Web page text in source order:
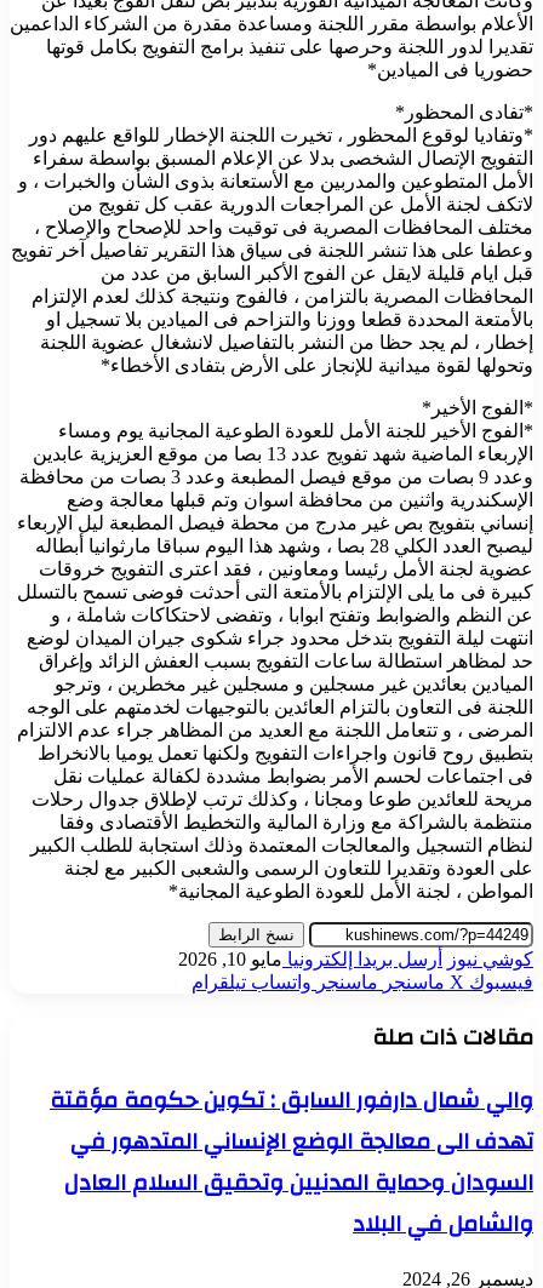
الأعلام بواسطة مقرر اللجنة ومساعدة مقدرة من الشركاء الداعمين
تقديرا لدور اللجنة وحرصها على تنفيذ برامج التفويج بكامل قوتها
حضوريا فى الميادين*
*تفادى المحظور*
*وتفاديا لوقوع المحظور ، تخيرت اللجنة الإخطار للواقع عليهم دور
التفويج الإتصال الشخصى بدلا عن الإعلام المسبق بواسطة سفراء
الأمل المتطوعين والمدربين مع الأستعانة بذوى الشأن والخبرات ، و
لاتكف لجنة الأمل عن المراجعات الدورية عقب كل تفويج من
مختلف المحافظات المصرية فى توقيت واحد للإصحاح والإصلاح ،
وعطفا على هذا تنشر اللجنة فى سياق هذا التقرير تفاصيل آخر تفويج
قبل ايام قليلة لايقل عن الفوج الأكبر السابق من عدد من
المحافظات المصرية بالتزامن ، فالفوج ونتيجة كذلك لعدم الإلتزام
بالأمتعة المحددة قطعا ووزنا والتزاحم فى الميادين بلا تسجيل او
إخطار ، لم يجد حظا من النشر بالتفاصيل لانشغال عضوية اللجنة
وتحولها لقوة ميدانية للإنجاز على الأرض بتفادى الأخطاء*
*الفوج الأخير*
*الفوج الأخير للجنة الأمل للعودة الطوعية المجانية يوم ومساء
الإربعاء الماضية شهد تفويج عدد 13 بصا من موقع العزيزية عابدين
وعدد 9 بصات من موقع فيصل المطبعة وعدد 3 بصات من محافظة
الإسكندرية واثنين من محافظة اسوان وتم قبلها معالجة وضع
إنساني بتفويج بص غير مدرج من محطة فيصل المطبعة ليل الإربعاء
ليصبح العدد الكلي 28 بصا ، وشهد هذا اليوم سباقا مارثوانيا أبطاله
عضوية لجنة الأمل رئيسا ومعاونين ، فقد اعترى التفويج خروقات
كبيرة فى ما يلى الإلتزام بالأمتعة التى أحدثت فوضى تسمح بالتسلل
عن النظم والضوابط وتفتح ابوابا ، وتفضى لاحتكاكات شاملة ، و
انتهت ليلة التفويج بتدخل محدود جراء شكوى جيران الميدان لوضع
حد لمظاهر استطالة ساعات التفويج بسبب العفش الزائد وإغراق
الميادين بعائدين غير مسجلين و مسجلين غير مخطرين ، وترجو
اللجنة فى التعاون بالتزام العائدين بالتوجيهات لخدمتهم على الوجه
المرضى ، و تتعامل اللجنة مع العديد من المظاهر جراء عدم الالتزام
بتطبيق روح قانون واجراءات التفويج ولكنها تعمل يوميا بالانخراط
فى اجتماعات لحسم الأمر بضوابط مشددة لكفالة عمليات نقل
مريحة للعائدين طوعا ومجانا ، وكذلك ترتب لإطلاق جدوال رحلات
منتظمة بالشراكة مع وزارة المالية والتخطيط الأقتصادى وفقا
لنظام التسجيل والمعالجات المعتمدة وذلك استجابة للطلب الكبير
على العودة وتقديرا للتعاون الرسمى والشعبى الكبير مع لجنة
المواطن ، لجنة الأمل للعودة الطوعية المجانية*
نسخ الرابط
كوشي نيوز أرسل بريدا إلكترونيا مايو 10, 2026
فيسبوك ‫X ماسنجر ماسنجر واتساب تيلقرام
مقالات ذات صلة
والي شمال دارفور السابق : تكوين حكومة مؤقتة
تهدف الى معالجة الوضع الإنساني المتدهور في
السودان وحماية المدنيين وتحقيق السلام العادل
والشامل في البلاد
ديسمبر 26, 2024